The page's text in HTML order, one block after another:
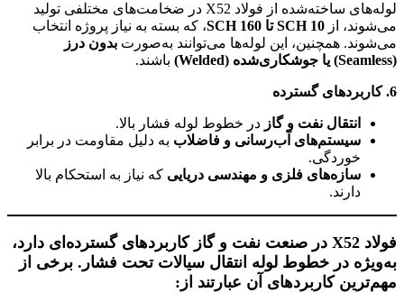
لوله‌های ساخته‌شده از فولاد X52 در ضخامت‌های مختلفی تولید
می‌شوند، از SCH 10 تا
، که بسته به نیاز پروژه انتخاب
می‌شوند. همچنین، این لوله‌ها می‌توانند به‌صورت بدون درز
(Seamless)
یا جوشکاری‌شده (Welded) باشند.
6. کاربردهای گسترده
انتقال نفت و گاز در خطوط لوله فشار بالا.
سیستم‌های آب‌رسانی و فاضلاب به دلیل مقاومت در برابر
خوردگی.
سازه‌های فلزی و مهندسی دریایی که نیاز به استحکام بالا
دارند.
فولاد X52 در صنعت نفت و گاز کاربردهای گسترده‌ای دارد،
به‌ویژه در خطوط لوله انتقال سیالات تحت فشار. برخی از
مهم‌ترین کاربردهای آن عبارتند از: